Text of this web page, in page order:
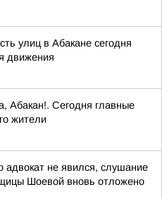
улиц в Абакане сегодня
движения
Абакан!. Сегодня главные
жители
адвокат не явился, слушание
Шоевой вновь отложено